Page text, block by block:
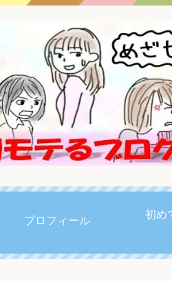
プロフィール
初め